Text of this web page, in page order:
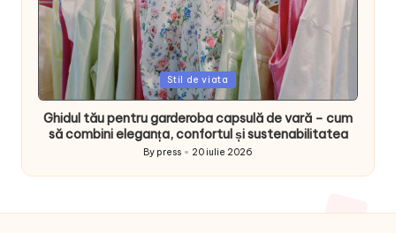
Posted
in
Stil de viata
Ghidul tău pentru garderoba capsulă de vară – cum
să combini eleganța, confortul și sustenabilitatea
Posted
by
By press 20 iulie 2026